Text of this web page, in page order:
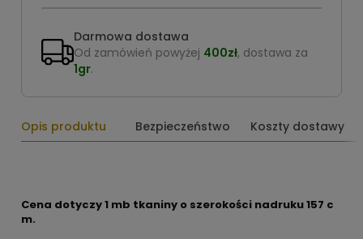
Darmowa dostawa
Od zamówień powyżej 400zł, dostawa za
1gr.
Opis produktu Bezpieczeństwo Koszty dostawy
Cena dotyczy 1 mb tkaniny o szerokości nadruku 157 c
m.